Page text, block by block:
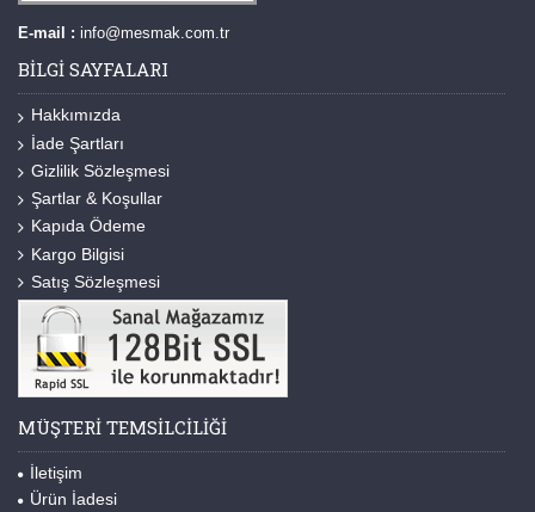
E-mail : info@mesmak.com.tr
BILGI SAYFALARI
Hakkımızda
İade Şartları
Gizlilik Sözleşmesi
Şartlar & Koşullar
Kapıda Ödeme
Kargo Bilgisi
Satış Sözleşmesi
MÜŞTERI TEMSILCILIĞI
İletişim
Ürün İadesi